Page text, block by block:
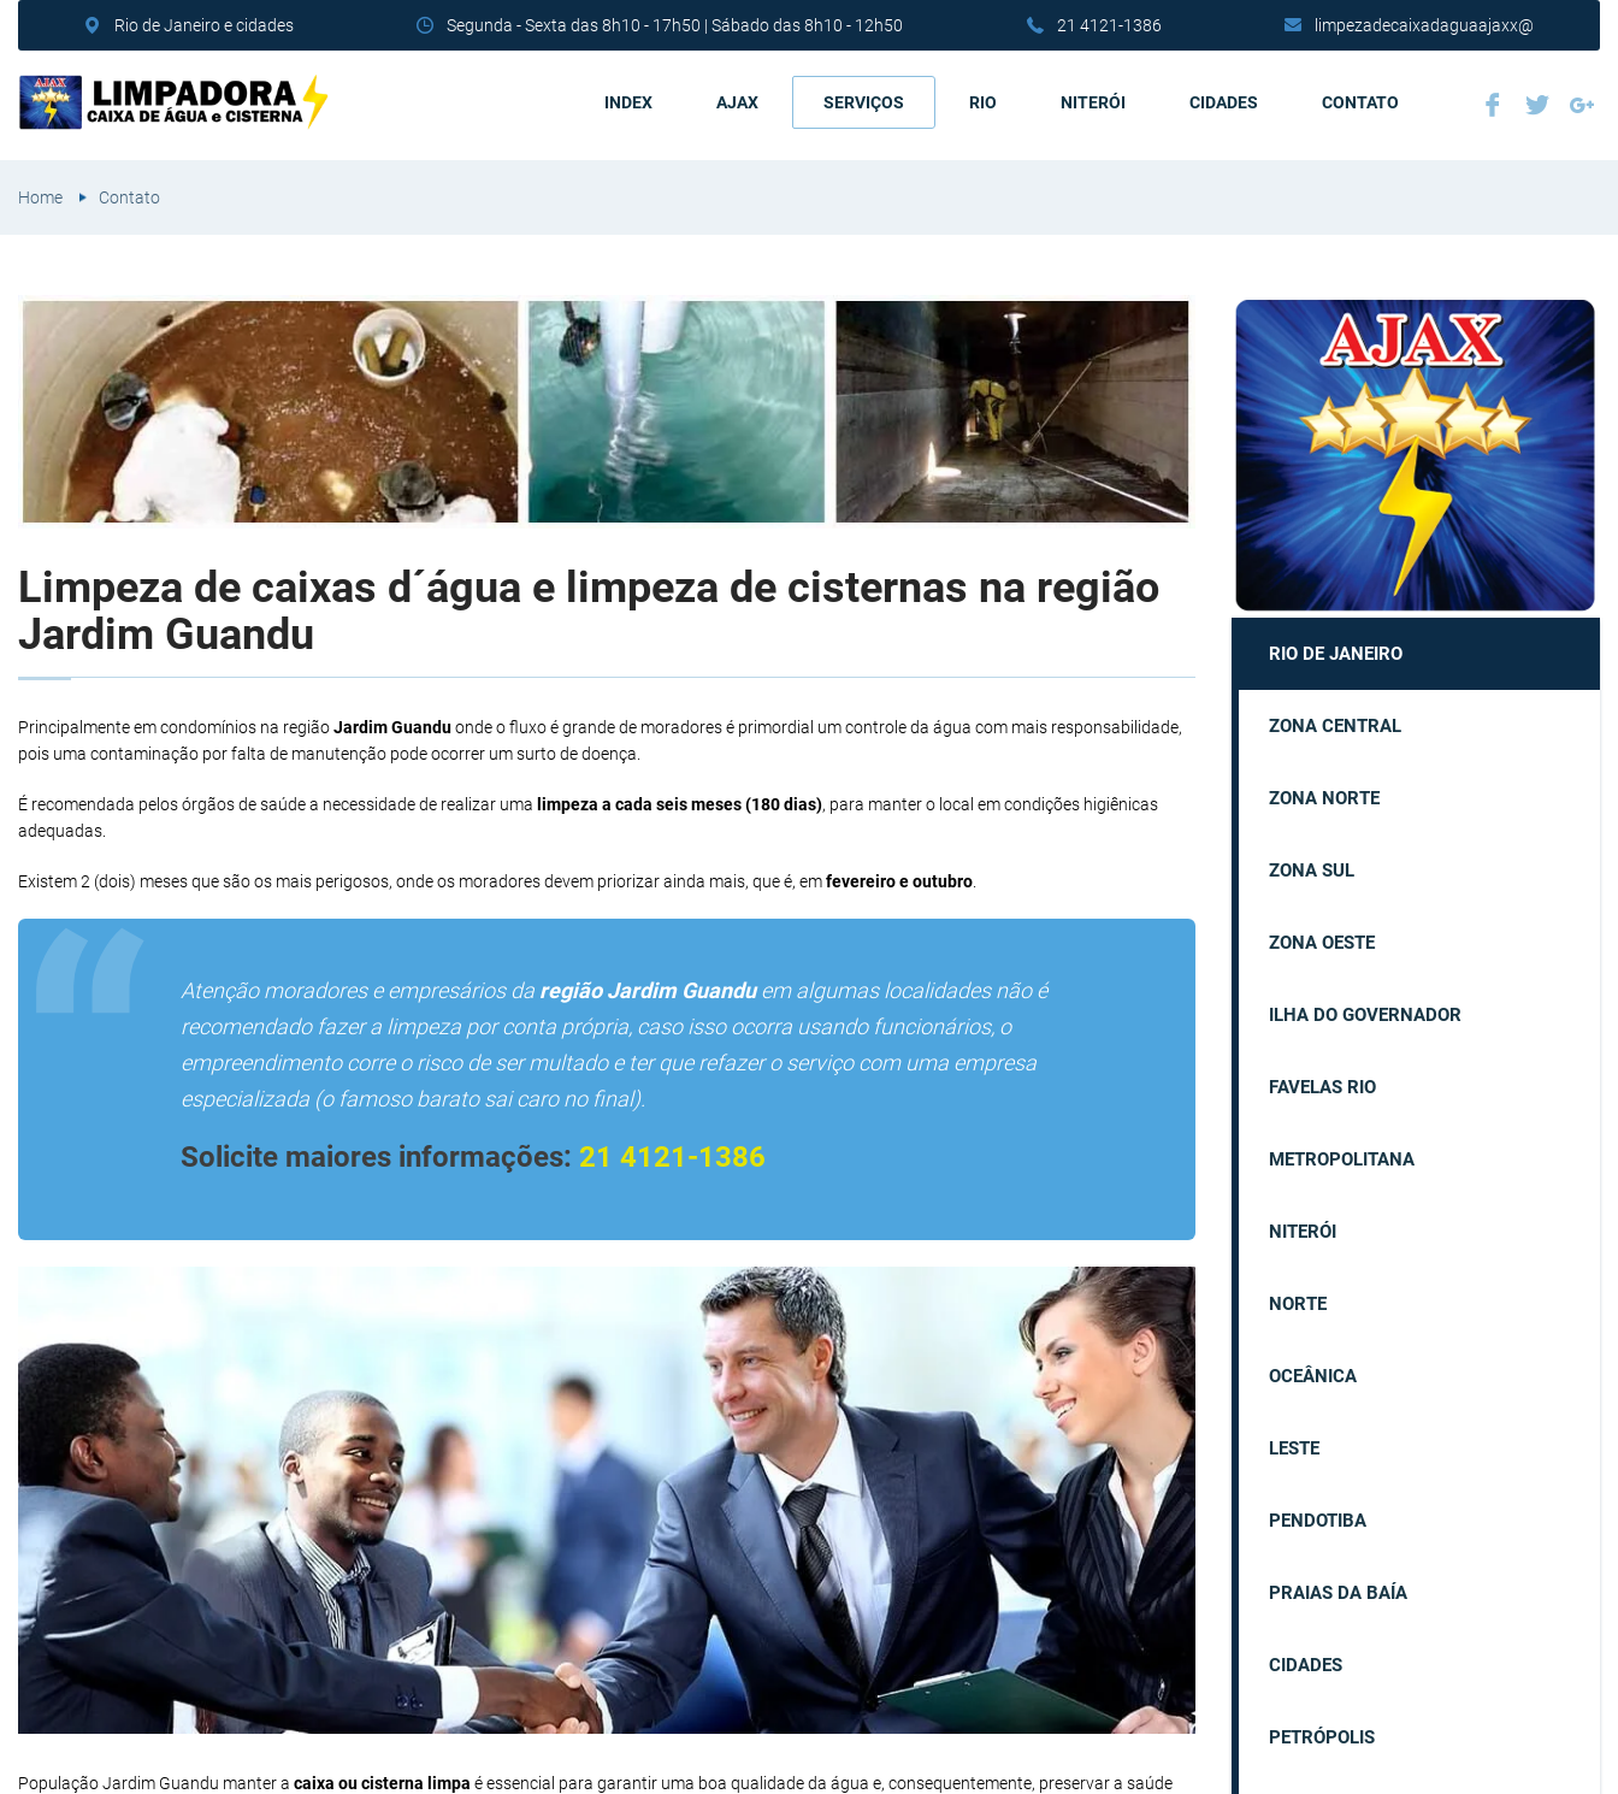
Rio de Janeiro e cidades Segunda - Sexta das 8h10 - 17h50 | Sábado das 8h10 - 12h50 21 4121-1386 limpezadecaixadaguaajaxx@
INDEX AJAX SERVIÇOS RIO NITERÓI CIDADES CONTATO
Home Contato
Limpeza de caixas d´água e limpeza de cisternas na região
Jardim Guandu
Principalmente em condomínios na regiãoJardim Guanduonde o fluxo é grande de moradores é primordial um controle da água com mais responsabilidade,
pois uma contaminação por falta de manutenção pode ocorrer um surto de doença.
É recomendada pelos órgãos de saúde a necessidade de realizar uma limpeza a cada seis meses (180 dias), para manter o local em condições higiênicas
adequadas.
Existem 2 (dois) meses que são os mais perigosos, onde os moradores devem priorizar ainda mais, que é, emfevereiro e outubro
Atenção moradores e empresários da região Jardim Guanduem algumas localidades não é
recomendado fazer a limpeza por conta própria, caso isso ocorra usando funcionários, o
empreendimento corre o risco de ser multado e ter que refazer o serviço com uma empresa
especializada (o famoso barato sai caro no final).
Solicite maiores informações: 21 4121-1386
População Jardim Guandu manter a caixa ou cisterna limpa é essencial para garantir uma boa qualidade da água e, consequentemente, preservar a saúde
RIO DE JANEIRO
ZONA CENTRAL
ZONA NORTE
ZONA SUL
ZONA OESTE
ILHA DO GOVERNADOR
FAVELAS RIO
METROPOLITANA
NITERÓI
NORTE
OCEÂNICA
LESTE
PENDOTIBA
PRAIAS DA BAÍA
CIDADES
PETRÓPOLIS